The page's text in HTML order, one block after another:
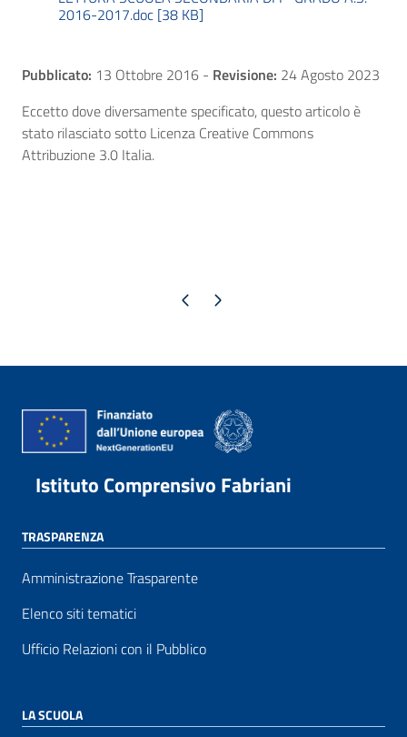
2016-2017.doc [38 KB]
Pubblicato: 13 Ottobre 2016 - Revisione: 24 Agosto 2023
Eccetto dove diversamente specificato, questo articolo è
stato rilasciato sotto Licenza Creative Commons
Attribuzione 3.0 Italia.
Pagina precedente
Pagina successiva
Istituto Comprensivo Fabriani
TRASPARENZA
Amministrazione Trasparente
Elenco siti tematici
Ufficio Relazioni con il Pubblico
LA SCUOLA